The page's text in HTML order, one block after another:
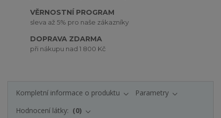
VĚRNOSTNÍ PROGRAM
sleva až 5% pro naše zákazníky
DOPRAVA ZDARMA
při nákupu nad 1 800 Kč
Kompletní informace o produktu
Parametry
Hodnocení látky:
0